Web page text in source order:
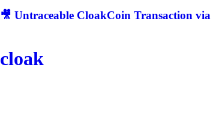
🎥 Untraceable CloakCoin Transaction
cloak